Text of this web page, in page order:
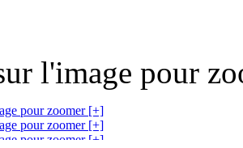
l'image pour
pour zoomer [+]
pour zoomer [+]
pour zoomer [+]